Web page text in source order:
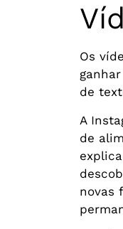
Os
de
A
de
novas